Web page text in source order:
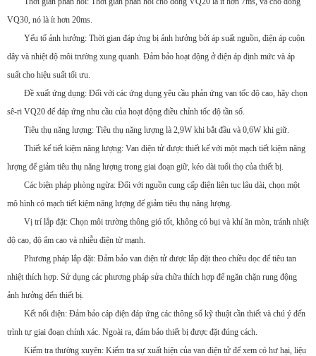
VQ30, nó là ít hơn 20ms.
Yếu tố ảnh hưởng: Thời gian đáp ứng bị ảnh hưởng bởi áp suất nguồn, điện áp cuộn
dây và nhiệt độ môi trường xung quanh. Đảm bảo hoạt động ở điện áp định mức và áp
suất cho hiệu suất tối ưu.
Đề xuất ứng dụng: Đối với các ứng dụng yêu cầu phản ứng van tốc độ cao, hãy chọn
sê-ri VQ20 để đáp ứng nhu cầu của hoạt động điều chỉnh tốc độ tần số.
Tiêu thụ năng lượng: Tiêu thụ năng lượng là 2,9W khi bắt đầu và 0,6W khi giữ.
Thiết kế tiết kiệm năng lượng: Van điện tử được thiết kế với một mạch tiết kiệm năng
lượng để giảm tiêu thụ năng lượng trong giai đoạn giữ, kéo dài tuổi thọ của thiết bị.
Các biện pháp phòng ngừa: Đối với nguồn cung cấp điện liên tục lâu dài, chọn một
mô hình có mạch tiết kiệm năng lượng để giảm tiêu thụ năng lượng.
Vị trí lắp đặt: Chọn môi trường thông gió tốt, không có bụi và khí ăn mòn, tránh nhiệt
độ cao, độ ẩm cao và nhiễu điện từ mạnh.
Phương pháp lắp đặt: Đảm bảo van điện tử được lắp đặt theo chiều dọc để tiêu tan
nhiệt thích hợp. Sử dụng các phương pháp sửa chữa thích hợp để ngăn chặn rung động
ảnh hưởng đến thiết bị.
Kết nối điện: Đảm bảo cáp điện đáp ứng các thông số kỹ thuật cần thiết và chú ý đến
trình tự giai đoạn chính xác. Ngoài ra, đảm bảo thiết bị được đặt đúng cách.
Kiểm tra thường xuyên: Kiểm tra sự xuất hiện của van điện tử để xem có hư hại, liệu